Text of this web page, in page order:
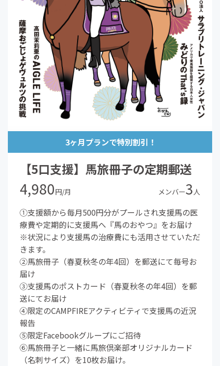
3ヶ月プランで特別割引！
【5口支援】馬旅冊子の定期郵送
4,980円/月 メンバー3 人
①支援額から毎月500円分がプールされ支援馬の医
療費や定期的に支援馬へ『馬のおやつ』をお届け
※状況により支援馬の治療費にも活用させていただ
きます。
②馬旅冊子（春夏秋冬の年4回）を郵送にて毎号お
届け
③支援馬のポストカード（春夏秋冬の年4回）を郵
送にてお届け
④限定のCAMPFIREアクティビティで支援馬の近況
報告
⑤限定Facebookグループにご招待
⑥馬旅冊子と一緒に馬旅倶楽部オリジナルカード
（名刺サイズ）を10枚お届け。